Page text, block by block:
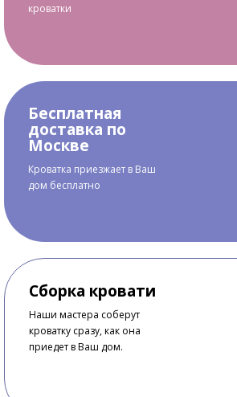
кроватки
Бесплатная
доставка по
Москве
Кроватка приезжает в Ваш
дом бесплатно
Сборка кровати
Наши мастера соберут
кроватку сразу, как она
приедет в Ваш дом.